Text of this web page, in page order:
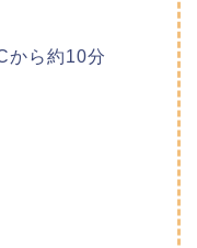
から約10分